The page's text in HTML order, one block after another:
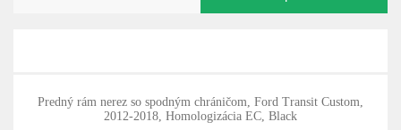
Predný rám nerez so spodným chráničom, Ford Transit Custom,
2012-2018, Homologizácia EC, Black